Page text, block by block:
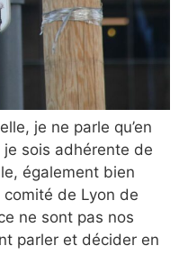
je ne parle qu’en
sois adhérente de
également bien
de Lyon de
ne sont pas nos
parler et décider en